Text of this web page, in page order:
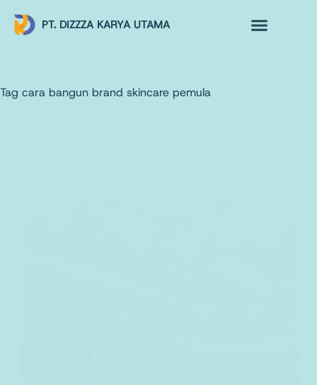
PT. DIZZZA KARYA UTAMA
Tag cara bangun brand skincare pemula